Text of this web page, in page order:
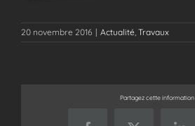
20 novembre 2016 | Actualité, Travaux
Partagez cette information